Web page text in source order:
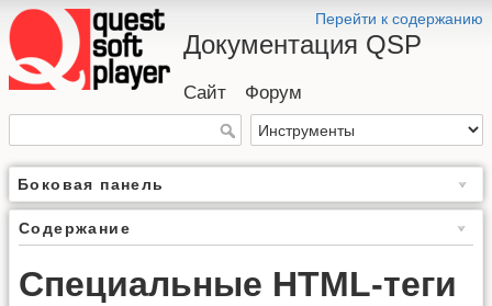
Перейти к содержанию
Документация QSP
Сайт Форум
Боковая панель
Содержание
Специальные HTML-теги